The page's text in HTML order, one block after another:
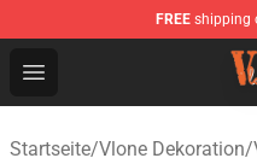
FREE shipping
Open menu
Vlone Shop - Official
Startseite/Vlone Dekoration/